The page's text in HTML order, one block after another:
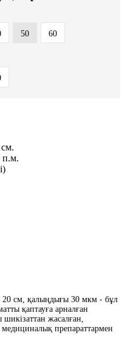
50 60
п.м.
20 см, қалыңдығы 30 мкм - бұл
қаптауға арналған
жасалған,
препараттармен